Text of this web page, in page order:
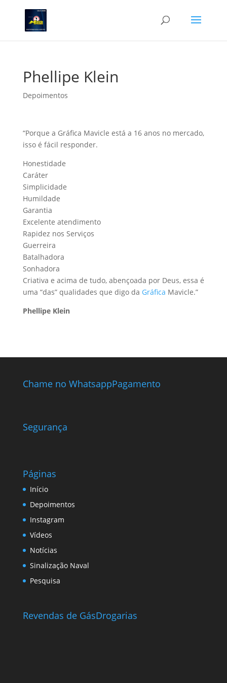
Phellipe Klein
Depoimentos
“Porque a Gráfica Mavicle está a 16 anos no mercado,
isso é fácil responder.
Honestidade
Caráter
Simplicidade
Humildade
Garantia
Excelente atendimento
Rapidez nos Serviços
Guerreira
Batalhadora
Sonhadora
Criativa e acima de tudo, abençoada por Deus, essa é
uma “das” qualidades que digo da Gráfica Mavicle.”
Phellipe Klein
Chame no WhatsappPagamento
Segurança
Páginas
Início
Depoimentos
Instagram
Vídeos
Notícias
Sinalização Naval
Pesquisa
Revendas de GásDrogarias